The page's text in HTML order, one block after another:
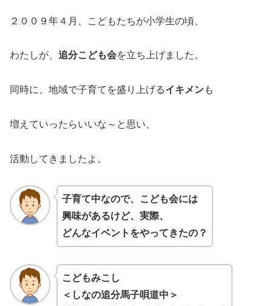
２００９年４月、こどもたちが小学生の頃、
わたしが、 追分こども会を立ち上げました。
同時に、地域で子育てを盛り上げるイキメンも
増えていったらいいな～と思い、
活動してきましたよ。
子育て中なので、こども会には
興味があるけど、実際、
どんなイベントをやってきたの？
こどもみこし
＜しなの追分馬子唄道中＞